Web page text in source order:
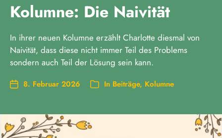
Kolumne: Die Naivität
In ihrer neuen Kolumne erzählt Charlotte diesmal von
Naivität, dass diese nicht immer Teil des Problems
sondern auch Teil der Lösung sein kann.
8. Februar 2026 In Beiträge, Kolumne